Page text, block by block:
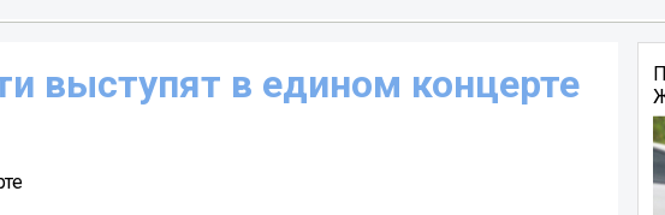
выступят в едином концерте